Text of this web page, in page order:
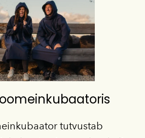
tutvustab